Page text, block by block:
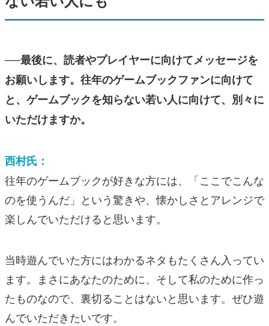
──最後に、読者やプレイヤーに向けてメッセージを
お願いします。往年のゲームブックファンに向けて
と、ゲームブックを知らない若い人に向けて、別々に
いただけますか。
西村氏：
往年のゲームブックが好きな方には、「ここでこんな
のを使うんだ」という驚きや、懐かしさとアレンジで
楽しんでいただけると思います。
当時遊んでいた方にはわかるネタもたくさん入ってい
ます。まさにあなたのために、そして私のために作っ
たものなので、裏切ることはないと思います。ぜひ遊
んでいただきたいです。